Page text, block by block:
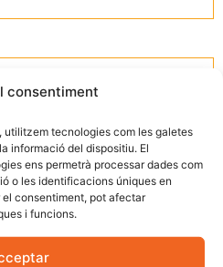
consentiment
utilitzem tecnologies com les galetes
informació del dispositiu. El
ens permetrà processar dades com
o les identificacions úniques en
consentiment, pot afectar
i funcions.